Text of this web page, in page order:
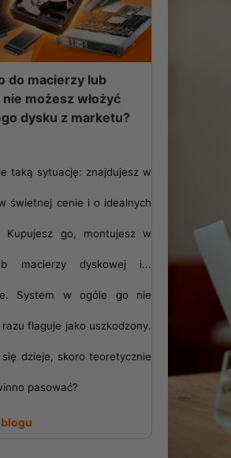
do macierzy lub
możesz włożyć
dysku z marketu?
taką sytuację: znajdujesz w
świetnej cenie i o idealnych
Kupujesz go, montujesz w
macierzy dyskowej i...
System w ogóle go nie
flaguje jako uszkodzony.
dzieje, skoro teoretycznie
pasować?